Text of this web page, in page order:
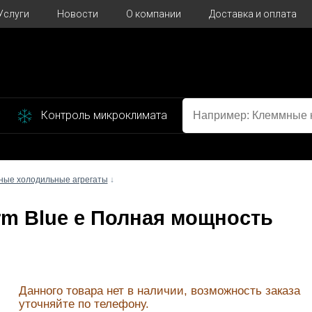
Новости О компании Доставка и оплата
Контроль микроклимата
холодильные агрегаты ↓
Blue e Полная мощность
Данного товара нет в наличии, возможность заказа
уточняйте по телефону.